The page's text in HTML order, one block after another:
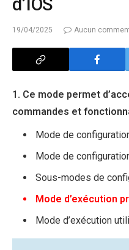
d’IOS
19/04/2025 Aucun
1. Ce mode permet
commandes et
Mode de
Mode de
Sous-modes de
Mode d’exécution
Mode d’exécution